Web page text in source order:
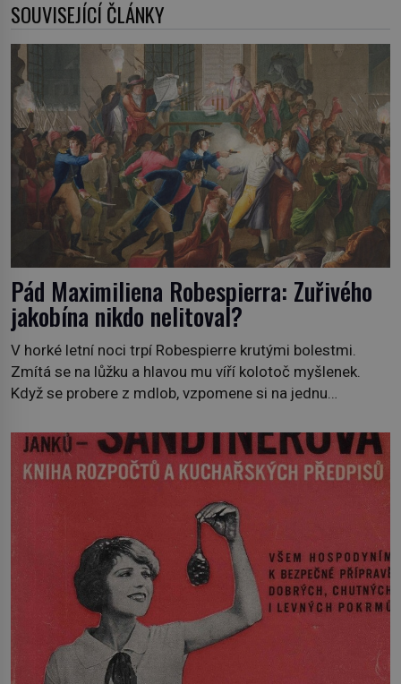
SOUVISEJÍCÍ ČLÁNKY
Pád Maximiliena Robespierra: Zuřivého
jakobína nikdo nelitoval?
V horké letní noci trpí Robespierre krutými bolestmi.
Zmítá se na lůžku a hlavou mu víří kolotoč myšlenek.
Když se probere z mdlob, vzpomene si na jednu
Prorokovala mu tragický osud. Tehdy se jí vysmál.
„Robespierre to dotáhne hodně daleko,“ prohlásil o něm
jiný významný francouzský revolucionář, Honoré de